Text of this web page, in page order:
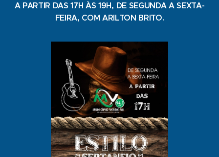
A PARTIR DAS 17H ÀS 19H, DE SEGUNDA A SEXTA-
FEIRA, COM ARILTON BRITO.